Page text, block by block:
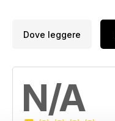
Dove leggere
N/A